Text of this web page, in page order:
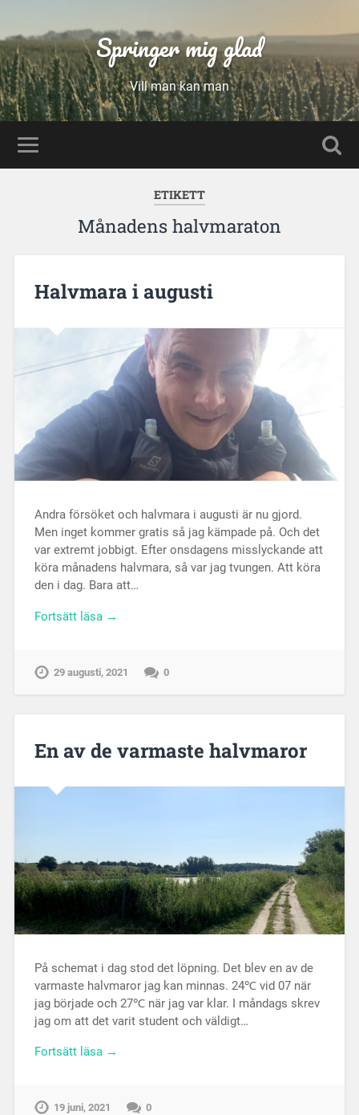
Springer mig glad
Vill man kan man
ETIKETT
Månadens halvmaraton
Halvmara i augusti
Andra försöket och halvmara i augusti är nu gjord.
Men inget kommer gratis så jag kämpade på. Och det
var extremt jobbigt. Efter onsdagens misslyckande att
köra månadens halvmara, så var jag tvungen. Att köra
den i dag. Bara att…
Fortsätt läsa →
29 augusti, 2021 0
En av de varmaste halvmaror
På schemat i dag stod det löpning. Det blev en av de
varmaste halvmaror jag kan minnas. 24℃ vid 07 när
jag började och 27℃ när jag var klar. I måndags skrev
jag om att det varit student och väldigt…
Fortsätt läsa →
19 juni, 2021 0